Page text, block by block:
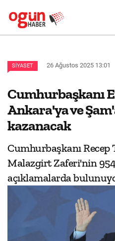
SIYASET 26 Ağustos 2025 13:01
Cumhurbaşkanı
Ankara'ya ve
kazanacak
Cumhurbaşkanı Recep
Malazgirt Zaferi'nin
açıklamalarda